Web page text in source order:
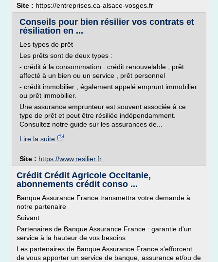
Site : https://entreprises.ca-alsace-vosges.fr
Conseils pour bien résilier vos contrats et
résiliation en ...
Les types de prêt
Les prêts sont de deux types :
- crédit à la consommation : crédit renouvelable , prêt
affecté à un bien ou un service , prêt personnel
- crédit immobilier , également appelé emprunt immobilier
ou prêt immobilier.
Une assurance emprunteur est souvent associée à ce
type de prêt et peut être résiliée indépendamment.
Consultez notre guide sur les assurances de...
Lire la suite
Site : https://www.resilier.fr
Crédit Crédit Agricole Occitanie,
abonnements crédit conso ...
Banque Assurance France transmettra votre demande à
notre partenaire
Suivant
Partenaires de Banque Assurance France : garantie d'un
service à la hauteur de vos besoins
Les partenaires de Banque Assurance France s'efforcent
de vous apporter un service de banque, assurance et/ou de